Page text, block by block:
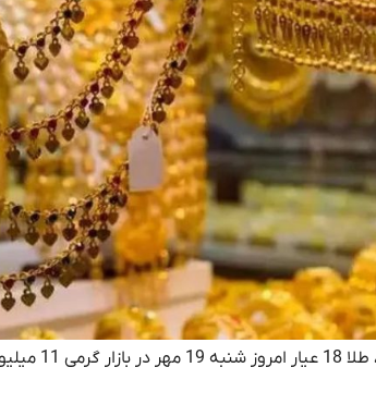
، طلا 18 عیار امروز شنبه 19 مهر در بازار گرمی 11 میلیون و 171 هزار تومان خریدوفروش می‌شود.